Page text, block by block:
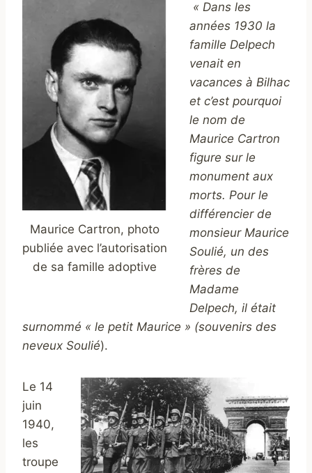
Maurice Cartron, photo
publiée avec l’autorisation
de sa famille adoptive
« Dans les
années 1930 la
famille Delpech
venait en
vacances à Bilhac
et c’est pourquoi
le nom de
Maurice Cartron
figure sur le
monument aux
morts. Pour le
différencier de
monsieur Maurice
Soulié, un des
frères de
Madame
Delpech, il était
surnommé « le petit Maurice » (souvenirs des
neveux Soulié).
Le 14
juin
1940,
les
troupe